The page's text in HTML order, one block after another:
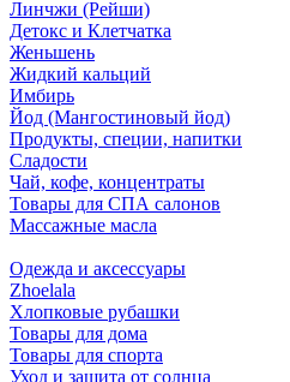
Линчжи (Рейши)
Детокс и Клетчатка
Женьшень
Жидкий кальций
Имбирь
Йод (Мангостиновый йод)
Продукты, специи, напитки
Сладости
Чай, кофе, концентраты
Товары для СПА салонов
Массажные масла
Одежда и аксессуары
Zhoelala
Хлопковые рубашки
Товары для дома
Товары для спорта
Уход и защита от солнца